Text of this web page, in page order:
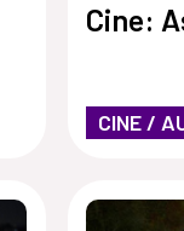
Cine:
CINE /